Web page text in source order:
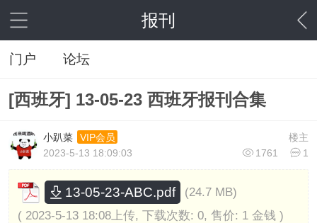
报刊
门户 论坛
[西班牙] 13-05-23 西班牙报刊合集
楼主
小趴菜
VIP会员
1761
1
2023-5-13 18:09:03
13-05-23-ABC.pdf
(24.7 MB)
( 2023-5-13 18:08上传, 下载次数: 0, 售价: 1 金钱 )